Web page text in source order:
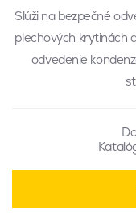
Slúži na bezpečné
plechových krytinách
odvedenie